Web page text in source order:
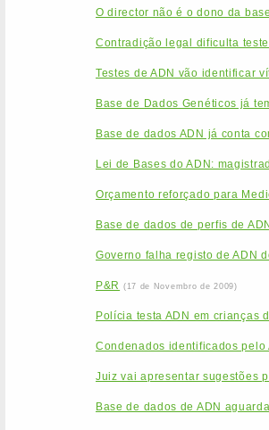
O director não é o dono da
Contradição legal dificulta
Testes de ADN vão identificar
Base de Dados Genéticos já
Base de dados ADN já conta
Lei de Bases do ADN:
Orçamento reforçado para
Base de dados de perfis de
Governo falha registo de ADN
P&R (17 de Novembro de 2009)
Polícia testa ADN em crianças
Condenados identificados pelo
Juiz vai apresentar sugestões
Base de dados de ADN